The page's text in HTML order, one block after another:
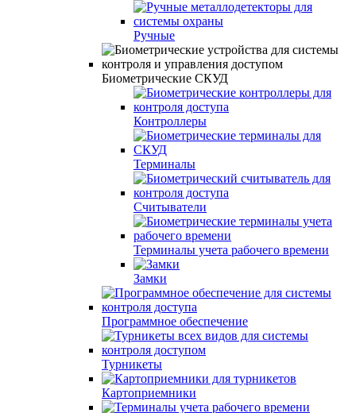
Ручные
Биометрические СКУД
Контроллеры
Терминалы
Считыватели
Терминалы учета рабочего времени
Замки
Программное обеспечение
Турникеты
Картоприемники